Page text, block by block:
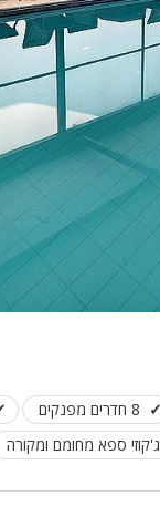
8 חדרים מפנקים
ג'קוזי ספא מחומם ומקורה